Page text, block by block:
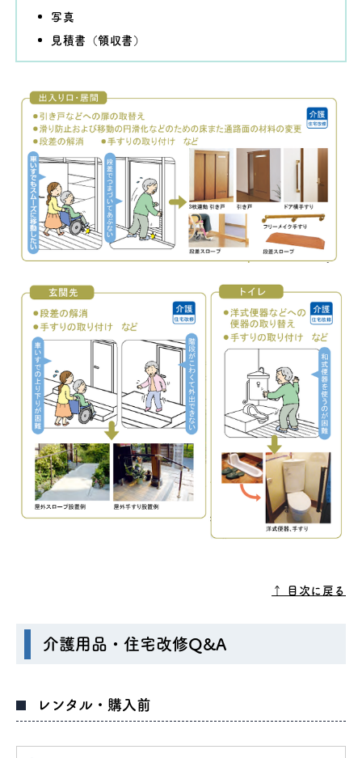
写真
見積書（領収書）
↑ 目次に戻る
介護用品・住宅改修Q&A
レンタル・購入前